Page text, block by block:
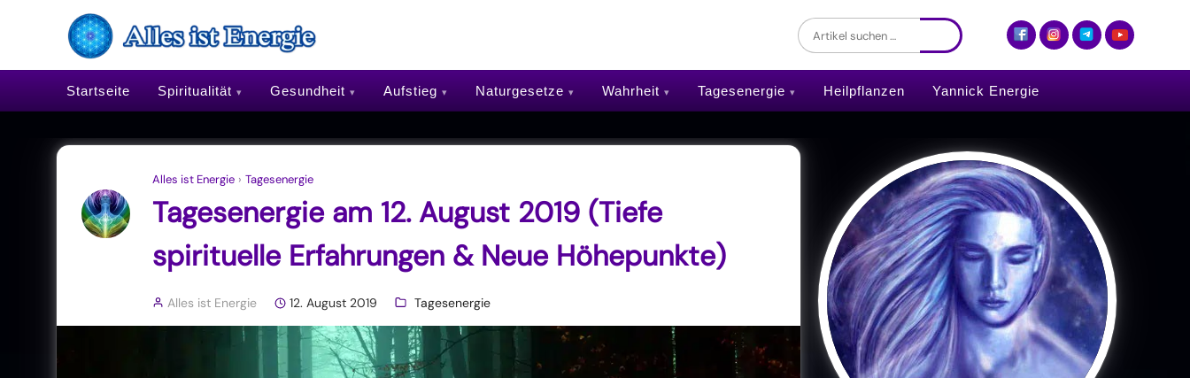
Startseite Spiritualität Gesundheit Aufstieg Naturgesetze Wahrheit Tagesenergie Heilpflanzen Yannick Energie
Alles ist Energie › Tagesenergie
Tagesenergie am 12. August 2019 (Tiefe
spirituelle Erfahrungen & Neue Höhepunkte)
Alles ist Energie 12. August 2019 Tagesenergie